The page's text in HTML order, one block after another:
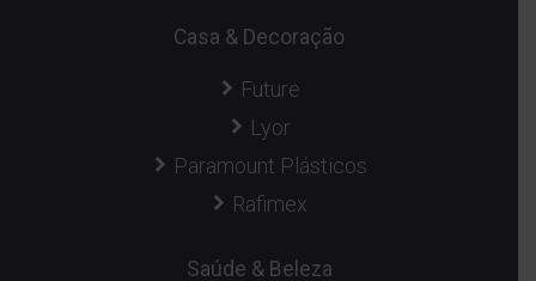
Casa & Decoração
Future
Lyor
Paramount Plásticos
Rafimex
Saúde & Beleza